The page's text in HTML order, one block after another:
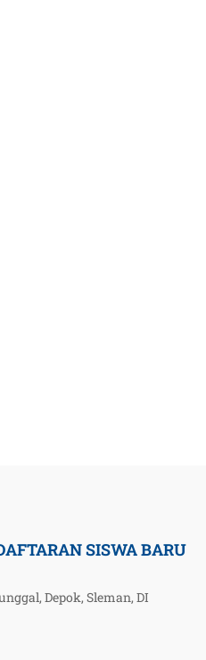
SISWA BARU
Depok, Sleman, DI